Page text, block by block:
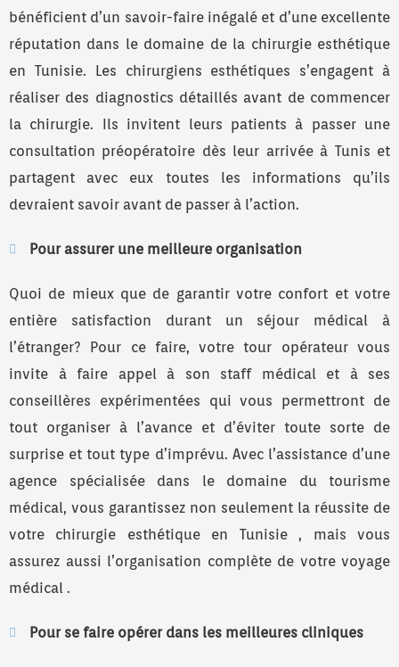
bénéficient d’un savoir-faire inégalé et d’une excellente
réputation dans le domaine de la chirurgie esthétique
en Tunisie. Les chirurgiens esthétiques s’engagent à
réaliser des diagnostics détaillés avant de commencer
la chirurgie. Ils invitent leurs patients à passer une
consultation préopératoire dès leur arrivée à Tunis et
partagent avec eux toutes les informations qu’ils
devraient savoir avant de passer à l’action.
Pour assurer une meilleure organisation
Quoi de mieux que de garantir votre confort et votre
entière satisfaction durant un séjour médical à
l’étranger? Pour ce faire, votre tour opérateur vous
invite à faire appel à son staff médical et à ses
conseillères expérimentées qui vous permettront de
tout organiser à l’avance et d’éviter toute sorte de
surprise et tout type d’imprévu. Avec l’assistance d’une
agence spécialisée dans le domaine du tourisme
médical, vous garantissez non seulement la réussite de
votre chirurgie esthétique en Tunisie , mais vous
assurez aussi l’organisation complète de votre voyage
médical .
Pour se faire opérer dans les meilleures cliniques